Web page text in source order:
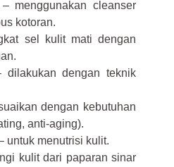
– menggunakan cleanser
kotoran.
sel kulit mati dengan
dengan teknik
dengan kebutuhan
anti‑aging).
untuk menutrisi kulit.
kulit dari paparan sinar